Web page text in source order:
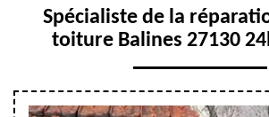
Spécialiste de la
toiture Balines 27130